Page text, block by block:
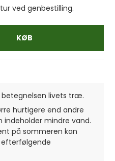
ved genbestilling.
KØB
betegnelsen livets træ.
hurtigere end andre
mindre vand.
på sommeren kan